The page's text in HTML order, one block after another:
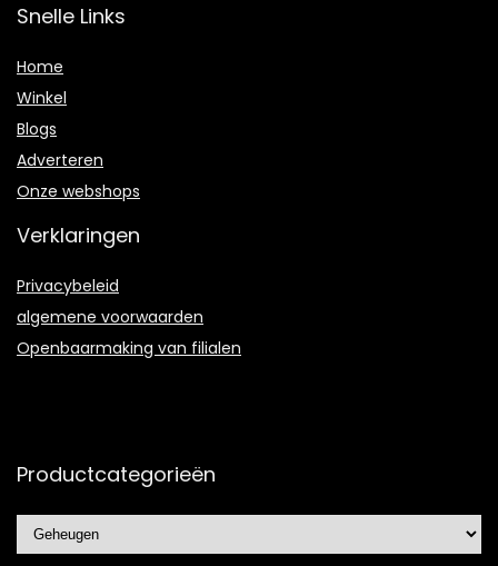
Snelle Links
Home
Winkel
Blogs
Adverteren
Onze webshops
Verklaringen
Privacybeleid
algemene voorwaarden
Openbaarmaking van filialen
Productcategorieën